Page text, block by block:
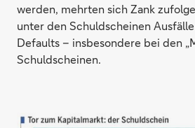
werden, mehrten sich Zank
unter den Schuldscheinen
Defaults – insbesondere bei den
Schuldscheinen.